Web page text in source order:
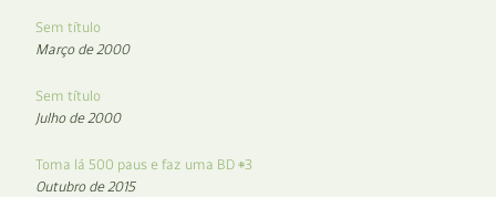
Sem título
Março de 2000
Sem título
Julho de 2000
Toma lá 500 paus e faz uma BD #3
Outubro de 2015